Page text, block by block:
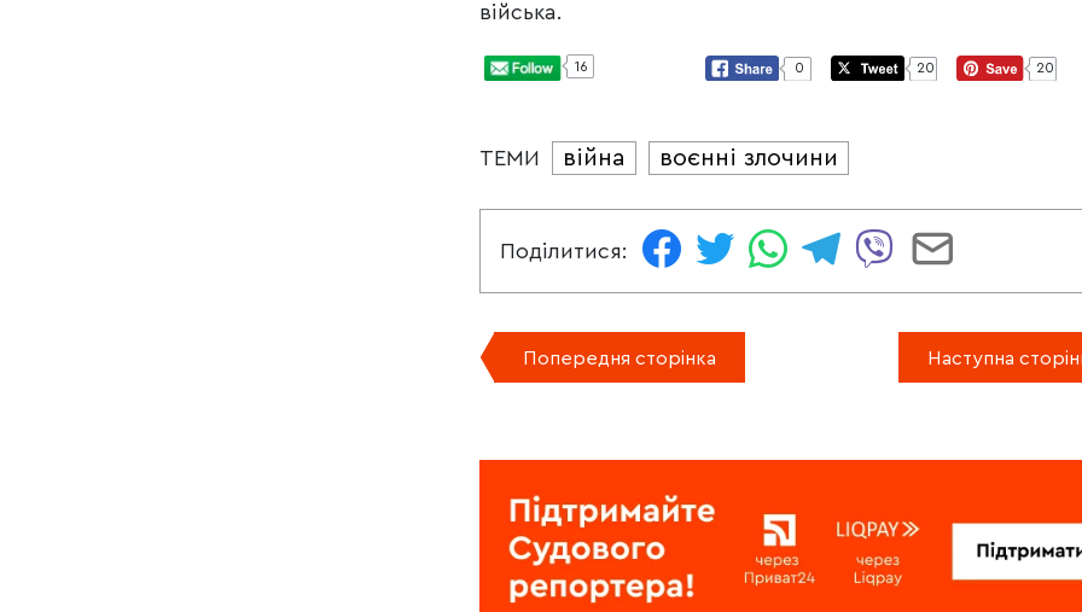
війська.
16 0 20 20
ТЕМИ війна воєнні злочини
Поділитися:
Попередня сторінка Наступна